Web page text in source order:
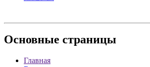
Основные страницы
Главная